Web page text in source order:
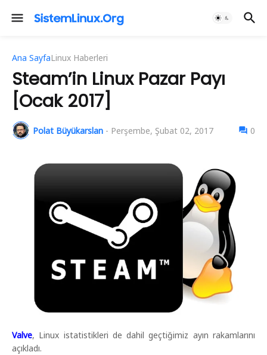
Ana SayfaLinux Haberleri
Steam’in Linux Pazar Payı
[Ocak 2017]
Polat Büyükarslan - Perşembe, Şubat 02, 2017 0
Valve, Linux istatistikleri de dahil geçtiğimiz ayın rakamlarını
açıkladı.